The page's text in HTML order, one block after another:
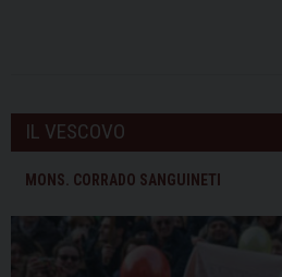
IL VESCOVO
MONS. CORRADO SANGUINETI